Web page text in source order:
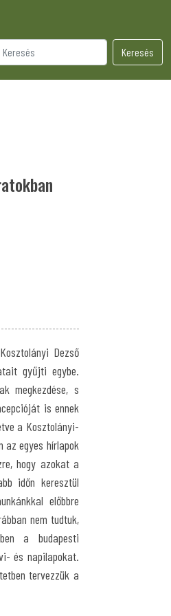
Keresés
Dezső
gyűjti egybe.
megkezdése, s
is ennek
a Kosztolányi-
az egyes hírlapok
hogy azokat a
időn keresztül
előbbre
nem tudtuk,
a budapesti
és napilapokat.
tervezzük a